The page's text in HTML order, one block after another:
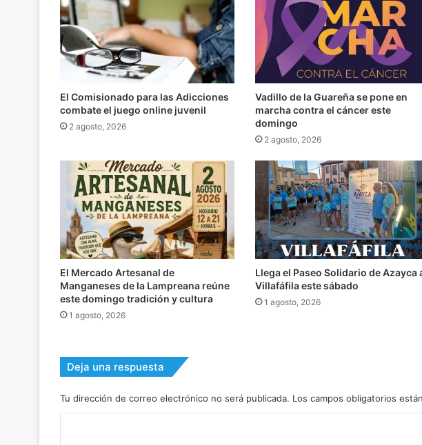
El Comisionado para las Adicciones
combate el juego online juvenil
2 agosto, 2026
Vadillo de la Guareña se pone en
marcha contra el cáncer este
domingo
2 agosto, 2026
El Mercado Artesanal de
Manganeses de la Lampreana reúne
este domingo tradición y cultura
1 agosto, 2026
Llega el Paseo Solidario de Azayca
Villafáfila este sábado
1 agosto, 2026
Deja una respuesta
Tu dirección de correo electrónico no será publicada. Los campos obligatorios